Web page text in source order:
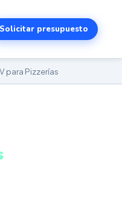
Solicitar presupuesto
para Pizzerías